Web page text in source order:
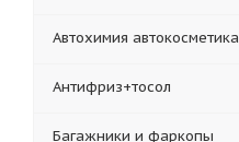
Автохимия автокосметика
Антифриз+тосол
Багажники и фаркопы